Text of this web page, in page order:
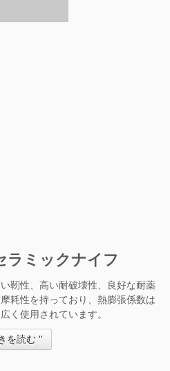
ラミックナイフ
靭性、高い耐破壊性、良好な耐薬
耗性を持っており、熱膨張係数は
く使用されています。
を読む "